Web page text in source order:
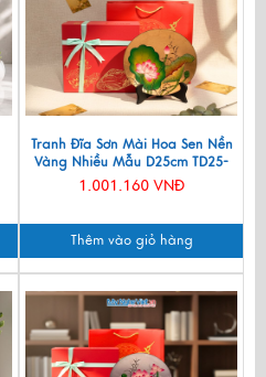
Tranh Đĩa Sơn Mài Hoa Sen Nền
Vàng Nhiều Mẫu D25cm TD25-
TBL14
1.001.160 VNĐ
Thêm vào giỏ hàng